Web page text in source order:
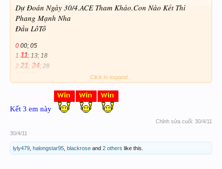
Dự Đoán Ngày 30/4.ACE Tham Khảo.Con Nào Kết Thì
Phang Mạnh Nha
Đầu LôTô
0 00; 05
1 11; 13; 18
2 21; 24; 28
4 40; 46
7 78; 79
Click to expand...
Kết 3 em này
Chỉnh sửa cuối: 30/4/11
30/4/11
lyly479 halongstar95 blackrose and 2 others like this.